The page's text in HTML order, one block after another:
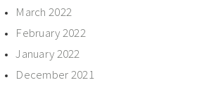
March 2022
February 2022
January 2022
December 2021